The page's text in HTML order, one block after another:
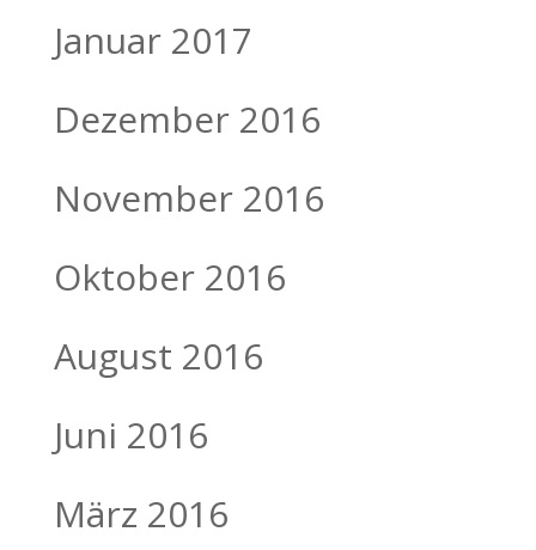
Januar 2017
Dezember 2016
November 2016
Oktober 2016
August 2016
Juni 2016
März 2016